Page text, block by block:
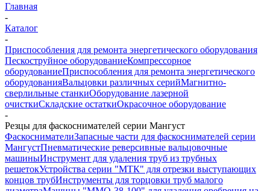
Главная
-
Каталог
-
Приспособления для ремонта энергетического оборудования
Пескоструйное оборудованиеКомпрессорное
оборудованиеПриспособления для ремонта энергетического
оборудованияВальцовки различных серийМагнитно-
сверлильные станкиОборудование лазерной
очисткиСкладские остаткиОкрасочное оборудование
-
Резцы для фаскоснимателей серии Мангуст
ФаскоснимателиЗапасные части для фаскоснимателей серии
МангустПневматические реверсивные вальцовочные
машиныИнструмент для удаления труб из трубных
решетокУстройства серии "МТК" для отрезки выступающих
концов трубИнструменты для торцовки труб малого